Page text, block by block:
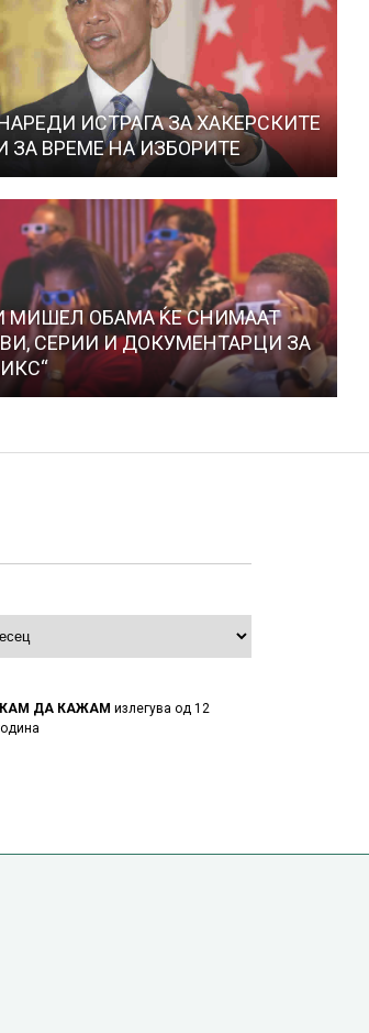
ИСТРАГА ЗА ХАКЕРСКИТЕ
ЗА ВРЕМЕ НА ИЗБОРИТЕ
МИШЕЛ ОБАМА ЌЕ СНИМААТ
СЕРИИ И ДОКУМЕНТАРЦИ ЗА
ДА КАЖАМ излегува од 12